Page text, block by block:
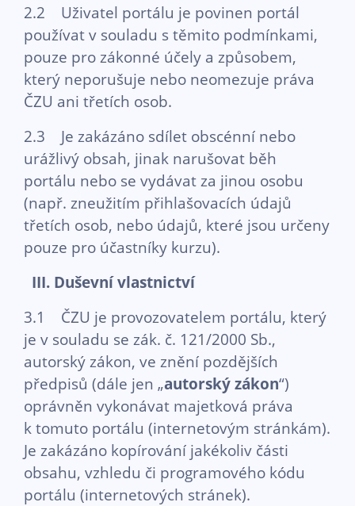
2.2 Uživatel portálu je povinen portál
používat v souladu s těmito podmínkami,
pouze pro zákonné účely a způsobem,
který neporušuje nebo neomezuje práva
ČZU ani třetích osob.
2.3 Je zakázáno sdílet obscénní nebo
urážlivý obsah, jinak narušovat běh
portálu nebo se vydávat za jinou osobu
(např. zneužitím přihlašovacích údajů
třetích osob, nebo údajů, které jsou určeny
pouze pro účastníky kurzu).
III. Duševní vlastnictví
3.1 ČZU je provozovatelem portálu, který
je v souladu se zák. č. 121/2000 Sb.,
autorský zákon, ve znění pozdějších
předpisů (dále jen „autorský zákon“)
oprávněn vykonávat majetková práva
k tomuto portálu (internetovým stránkám).
Je zakázáno kopírování jakékoliv části
obsahu, vzhledu či programového kódu
portálu (internetových stránek).